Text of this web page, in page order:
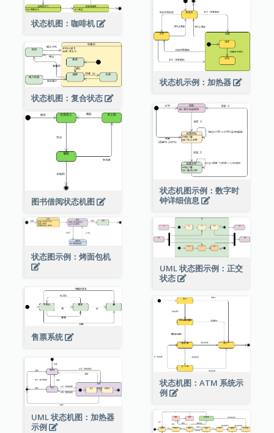
状态机图：咖啡机
状态机示例：加热器
状态机图：复合状态
状态机图示例：数字时
钟详细信息
图书借阅状态机图
状态图示例：烤面包机
UML 状态图示例：正交
状态
售票系统
状态机图：ATM 系统示
例
UML 状态机图：加热器
示例